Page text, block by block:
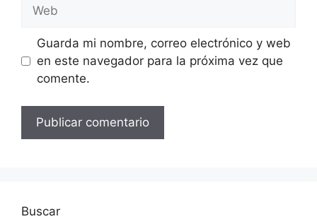
Guarda mi nombre, correo electrónico y web
en este navegador para la próxima vez que
comente.
Buscar